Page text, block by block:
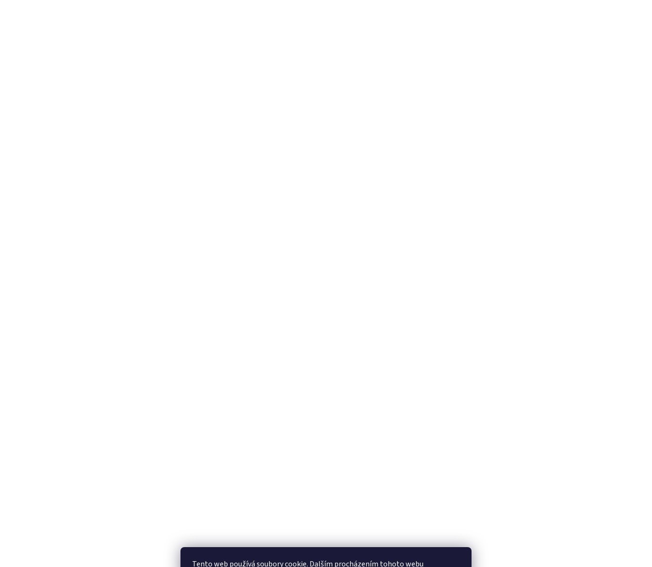
Tento web používá soubory cookie. Dalším procházením tohoto webu